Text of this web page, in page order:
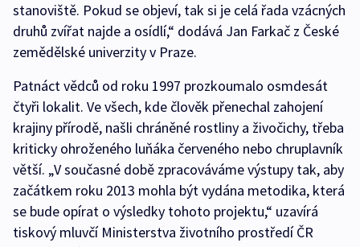
stanoviště. Pokud se objeví, tak si je celá řada vzácných
druhů zvířat najde a osídlí,“ dodává Jan Farkač z České
zemědělské univerzity v Praze.
Patnáct vědců od roku 1997 prozkoumalo osmdesát
čtyři lokalit. Ve všech, kde člověk přenechal zahojení
krajiny přírodě, našli chráněné rostliny a živočichy, třeba
kriticky ohroženého luňáka červeného nebo chruplavník
větší. „V současné době zpracováváme výstupy tak, aby
začátkem roku 2013 mohla být vydána metodika, která
se bude opírat o výsledky tohoto projektu,“ uzavírá
tiskový mluvčí Ministerstva životního prostředí ČR